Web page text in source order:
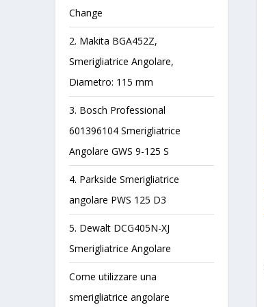
Change
2. Makita BGA452Z,
Smerigliatrice Angolare,
Diametro: 115 mm
3. Bosch Professional
601396104 Smerigliatrice
Angolare GWS 9-125 S
4. Parkside Smerigliatrice
angolare PWS 125 D3
5. Dewalt DCG405N-XJ
Smerigliatrice Angolare
Come utilizzare una
smerigliatrice angolare